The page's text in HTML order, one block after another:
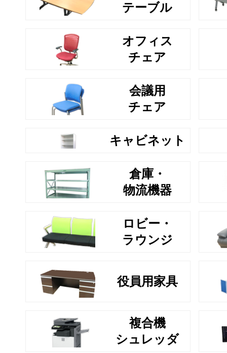
テーブル
オフィス
チェア
会議用
チェア
キャビネット
倉庫・
物流機器
ロビー・
ラウンジ
役員用家具
複合機
シュレッダ